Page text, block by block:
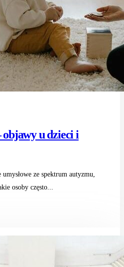
objawy u dzieci i
umysłowe ze spektrum autyzmu,
osoby często...